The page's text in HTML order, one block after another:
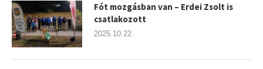
Fót mozgásban van – Erdei Zsolt is
csatlakozott
2025.10.22.